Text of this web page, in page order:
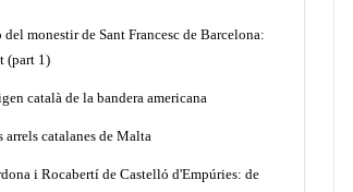
monestir de Sant Francesc de Barcelona:
(part 1)
català de la bandera americana
arrels catalanes de Malta
i Rocabertí de Castelló d'Empúries: de